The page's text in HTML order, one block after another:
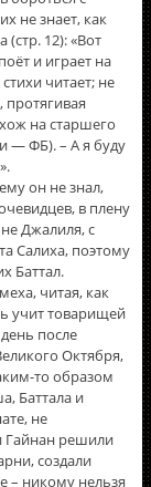
не знает, как
(стр. 12): «Вот
и играет на
читает; не
протягивая
на старшего
— ФБ). – А я буду
он не знал,
в плену
Джалиля, с
Салиха, поэтому
Баттал.
читая, как
учит товарищей
после
Октября,
то образом
Баттала и
не
Гайнан решили
создали
– никому нельзя